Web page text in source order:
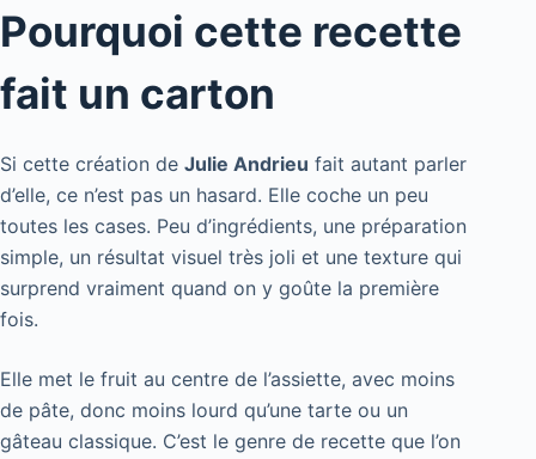
Pourquoi cette recette
fait un carton
Si cette création de Julie Andrieu fait autant parler
d’elle, ce n’est pas un hasard. Elle coche un peu
toutes les cases. Peu d’ingrédients, une préparation
simple, un résultat visuel très joli et une texture qui
surprend vraiment quand on y goûte la première
fois.
Elle met le fruit au centre de l’assiette, avec moins
de pâte, donc moins lourd qu’une tarte ou un
gâteau classique. C’est le genre de recette que l’on